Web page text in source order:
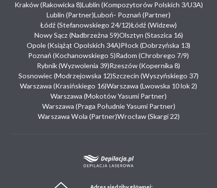
Kraków (Rakowicka 8)Lublin (Kompozytorów Polskich 3/U3A)
Lublin (Partner)Luboń- Poznań (Partner)
Łódź (Stefanowskiego 24/12)Łódź (Widzew)
Nowy Sącz (Nadbrzeżna 59)Olsztyn (Staszica 16)
Opole (Książąt Opolskich 34A)Płock (Dobrzyńska 13)
Poznań (Kochanowskiego 5)Radom (Chrobrego 7/9)
Rybnik (Wyzwolenia 39)Rzeszów (Kopernika 8)
Sosnowiec (Modrzejowska 12)Szczecin (Wyszyńskiego 37)
Warszawa (Krasińskiego 16)Warszawa (Lwowska 10 lok 2)
Warszawa (Mokotów Yasumi Partner)
Warszawa (Praga Południe Yasumi Partner)
Warszawa Wola (Partner)Wrocław (Skargi 22)
Adres siedziby głównej: